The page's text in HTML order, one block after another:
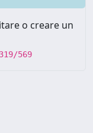
o creare un
569